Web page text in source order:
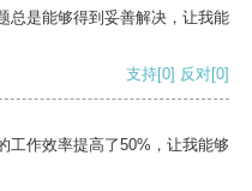
总是能够得到妥善解决，让我能
支持[0] 反对[0]
工作效率提高了50%，让我能够